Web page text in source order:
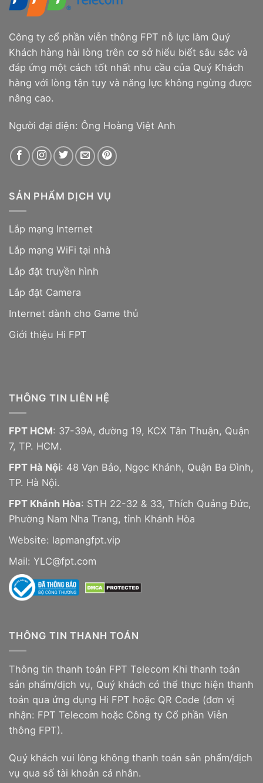
Công ty cổ phần viễn thông FPT nỗ lực làm Quý
Khách hàng hài lòng trên cơ sở hiểu biết sâu sắc và
đáp ứng một cách tốt nhất nhu cầu của Quý Khách
hàng với lòng tận tụy và năng lực không ngừng được
nâng cao.
Người đại diện: Ông Hoàng Việt Anh
SẢN PHẨM DỊCH VỤ
Lắp mạng Internet
Lắp mạng WiFi tại nhà
Lắp đặt truyền hình
Lắp đặt Camera
Internet dành cho Game thủ
Giới thiệu Hi FPT
THÔNG TIN LIÊN HỆ
FPT HCM: 37-39A, đường 19, KCX Tân Thuận, Quận
7, TP. HCM.
FPT Hà Nội: 48 Vạn Bảo, Ngọc Khánh, Quận Ba Đình,
TP. Hà Nội.
FPT Khánh Hòa: STH 22-32 & 33, Thích Quảng Đức,
Phường Nam Nha Trang, tỉnh Khánh Hòa
Website: lapmangfpt.vip
Mail: YLC@fpt.com
THÔNG TIN THANH TOÁN
Thông tin thanh toán FPT Telecom Khi thanh toán
sản phẩm/dịch vụ, Quý khách có thể thực hiện thanh
toán qua ứng dụng Hi FPT hoặc QR Code (đơn vị
nhận: FPT Telecom hoặc Công ty Cổ phần Viễn
thông FPT).
Quý khách vui lòng không thanh toán sản phẩm/dịch
vụ qua số tài khoản cá nhân.